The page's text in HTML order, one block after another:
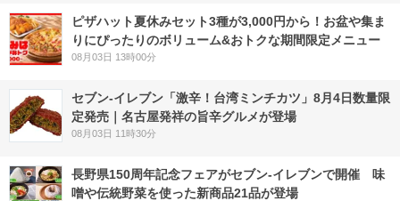
ピザハット夏休みセット3種が3,000円から！お盆や集ま
りにぴったりのボリューム&おトクな期間限定メニュー
08月03日 13時00分
セブン-イレブン「激辛！台湾ミンチカツ」8月4日数量限
定発売｜名古屋発祥の旨辛グルメが登場
08月03日 11時30分
長野県150周年記念フェアがセブン-イレブンで開催 味
噌や伝統野菜を使った新商品21品が登場